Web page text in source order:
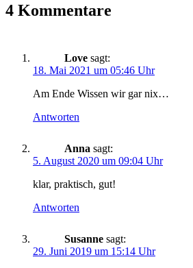
4 Kommentare
Love sagt:
18. Mai 2021 um 05:46 Uhr
Am Ende Wissen wir gar nix…
Antworten
Anna sagt:
5. August 2020 um 09:04 Uhr
klar, praktisch, gut!
Antworten
Susanne sagt:
29. Juni 2019 um 15:14 Uhr